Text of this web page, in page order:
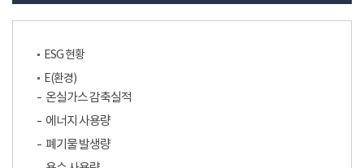
ESG 현황
E(환경)
온실가스 감축실적
에너지 사용량
폐기물 발생량